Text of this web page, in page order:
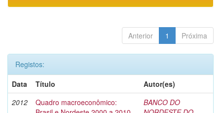
Anterior 1 Próxima
Registos:
Data
Título
Autor(es)
2012
Quadro macroeconômico:
BANCO DO